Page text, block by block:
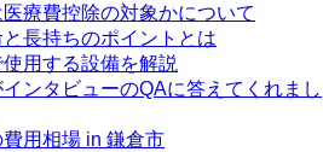
療費控除の対象かについて
長持ちのポイントとは
用する設備を解説
ンタビューのQAに答えてくれまし
用相場 in 鎌倉市